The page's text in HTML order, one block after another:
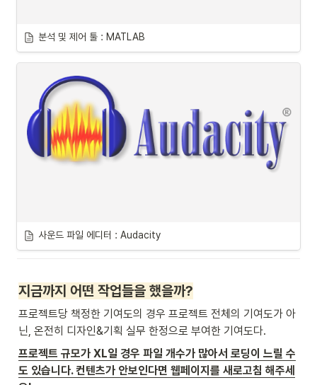
분석 및 제어 툴 : MATLAB
사운드 파일 에디터 : Audacity
지금까지 어떤 작업들을 했을까?
프로젝트당 책정한 기여도의 경우 프로젝트 전체의 기여도가 아
닌, 온전히 디자인&기획 실무 한정으로 부여한 기여도다.
프로젝트 규모가 XL일 경우 파일 개수가 많아서 로딩이 느릴 수
도 있습니다. 컨텐츠가 안보인다면 웹페이지를 새로고침 해주세